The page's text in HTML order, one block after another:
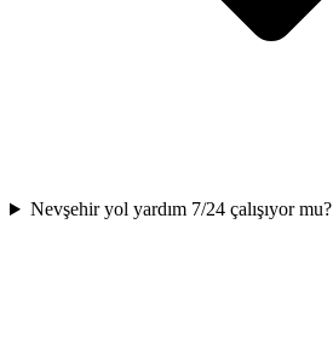
Nevşehir yol yardım 7/24 çalışıyor mu?